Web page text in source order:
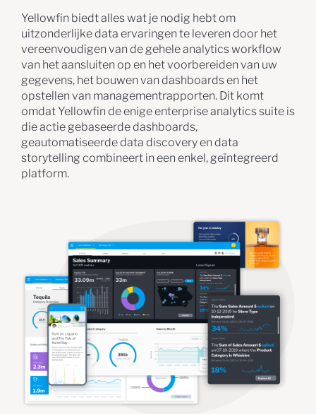
Yellowfin biedt alles wat je nodig hebt om
uitzonderlijke data ervaringen te leveren door het
vereenvoudigen van de gehele analytics workflow
van het aansluiten op en het voorbereiden van uw
gegevens, het bouwen van dashboards en het
opstellen van managementrapporten. Dit komt
omdat Yellowfin de enige enterprise analytics suite is
die actie gebaseerde dashboards,
geautomatiseerde data discovery en data
storytelling combineert in een enkel, geïntegreerd
platform.